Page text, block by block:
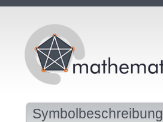
Symbolbeschreibung